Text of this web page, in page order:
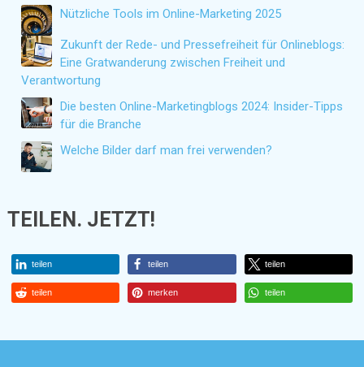
Nützliche Tools im Online-Marketing 2025
Zukunft der Rede- und Pressefreiheit für Onlineblogs:
Eine Gratwanderung zwischen Freiheit und
Verantwortung
Die besten Online-Marketingblogs 2024: Insider-Tipps
für die Branche
Welche Bilder darf man frei verwenden?
TEILEN. JETZT!
teilen teilen teilen
teilen merken teilen